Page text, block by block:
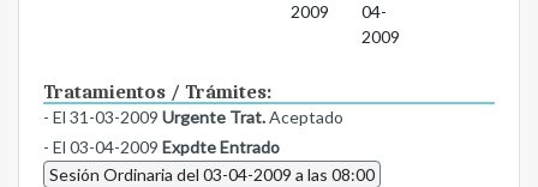
2009
04-
2009
Tratamientos / Trámites:
- El 31-03-2009 Urgente Trat.Aceptado
- El 03-04-2009 Expdte Entrado
Sesión Ordinaria del 03-04-2009 a las 08:00